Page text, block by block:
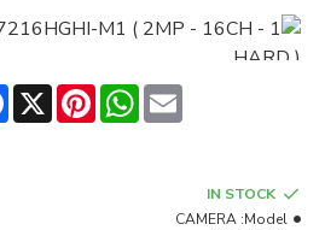
X
Pinterest
WhatsAppEmail
IN STOCK
Model:
CAMERA